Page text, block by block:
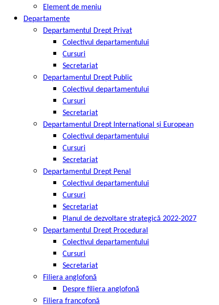
Element de meniu
Departamente
Departamentul Drept Privat
Colectivul departamentului
Cursuri
Secretariat
Departamentul Drept Public
Colectivul departamentului
Cursuri
Secretariat
Departamentul Drept Internațional și European
Colectivul departamentului
Cursuri
Secretariat
Departamentul Drept Penal
Colectivul departamentului
Cursuri
Secretariat
Planul de dezvoltare strategică 2022-2027
Departamentul Drept Procedural
Colectivul departamentului
Cursuri
Secretariat
Filiera anglofonă
Despre filiera anglofonă
Filiera francofonă